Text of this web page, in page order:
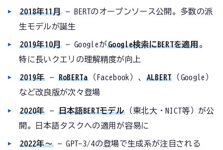
2018年11月 — BERTのオープンソース公開。多数の派
生モデルが誕生
2019年10月 — GoogleがGoogle検索にBERTを適用。
特に長いクエリの理解精度が向上
2019年 —RoBERTa（Facebook）、ALBERT （Google）
など改良版が次々登場
2020年 —日本語BERTモデル（東北大・NICT等）が公
開。日本語タスクへの適用が容易に
2022年〜— GPT-3/4の登場で生成系が注目される